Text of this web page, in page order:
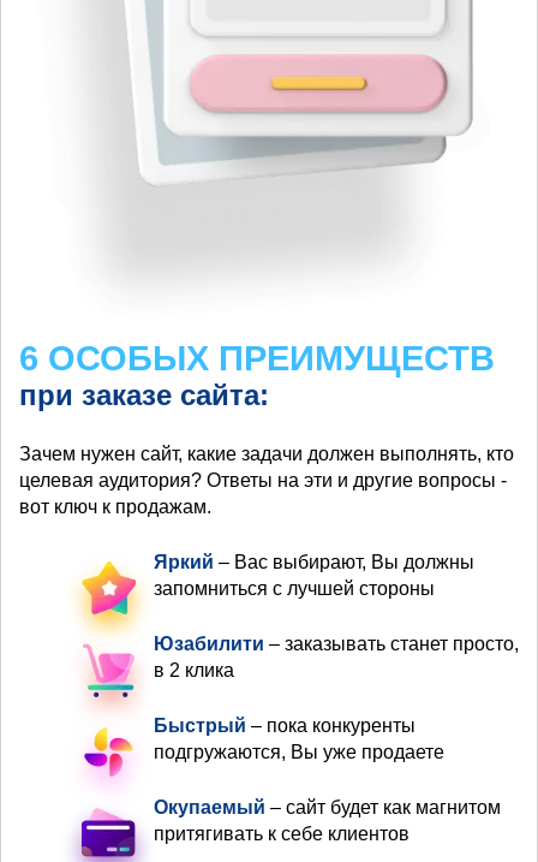
6 ОСОБЫХ ПРЕИМУЩЕСТВ
при заказе сайта:
Зачем нужен сайт, какие задачи должен выполнять, кто
целевая аудитория? Ответы на эти и другие вопросы -
вот ключ к продажам.
Яркий – Вас выбирают, Вы должны
запомниться с лучшей стороны
Юзабилити – заказывать станет просто,
в 2 клика
Быстрый – пока конкуренты
подгружаются, Вы уже продаете
Окупаемый – сайт будет как магнитом
притягивать к себе клиентов